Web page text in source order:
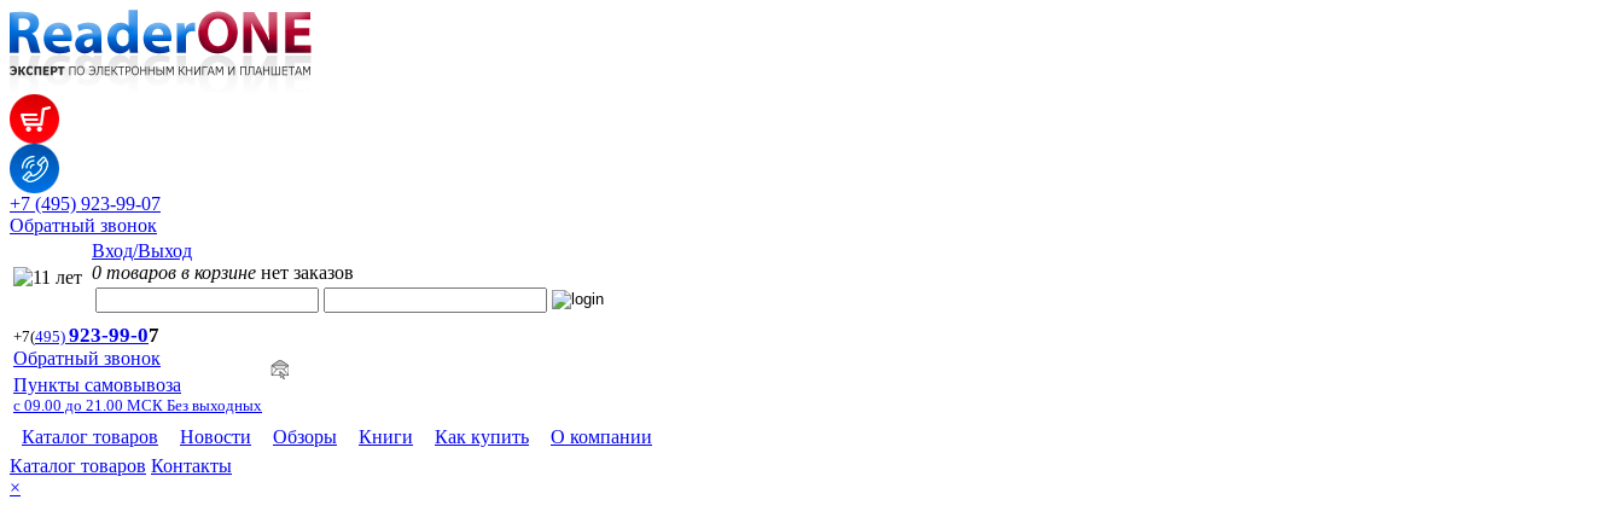
+7 (495) 923-99-07
Обратный звонок
Вход/Выход
0 товаров в корзине нет заказов
+7(495) 923-99-07
Обратный звонок
Пункты самовывоза
с 09.00 до 21.00 МСК Без выходных
Каталог товаров Новости Обзоры Книги Как купить
О компании
Каталог товаров Контакты
×